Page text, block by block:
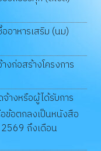
อาหารเสริม (นม)
งก่อสร้างโครงการ
างหรือผู้ได้รับการ
ข้อตกลงเป็นหนังสือ
2569 ถึงเดือน